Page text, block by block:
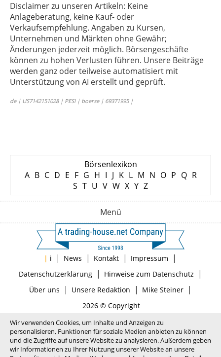
Disclaimer zu unseren Artikeln: Keine
Anlageberatung, keine Kauf- oder
Verkaufsempfehlung. Angaben zu Kursen,
Unternehmen und Märkten ohne Gewähr;
Änderungen jederzeit möglich. Börsengeschäfte
können zu hohen Verlusten führen. Unsere Beiträge
werden ganz oder teilweise automatisiert mit
Unterstützung von AI erstellt und geprüft.
de | US7142151028 | PESI | boerse | 69371995 |
Börsenlexikon
A B C D E F G H I J K L M N O P Q R
S T U V W X Y Z
Menü
| i | News | Kontakt | Impressum |
Datenschutzerklärung| Hinweise zum Datenschutz |
Über uns | Unsere Redaktion | Mike Steiner|
2026 © Copyright
Wir verwenden Cookies, um Inhalte und Anzeigen zu
personalisieren, Funktionen für soziale Medien anbieten zu können
und die Zugriffe auf unsere Website zu analysieren. Außerdem geben
wir Informationen zu Ihrer Nutzung unserer Website an unsere